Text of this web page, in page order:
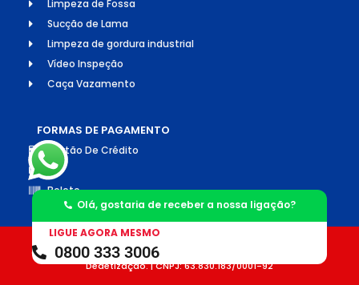
Limpeza de Fossa
Sucção de Lama
Limpeza de gordura industrial
Vídeo Inspeção
Caça Vazamento
FORMAS DE PAGAMENTO
Cartão De Crédito
Pix
Boleto
©2026 Todos os direitos reservados. Socorro Desentupimento e
Dedetização. | CNPJ: 63.830.183/0001-92
Olá, gostaria de receber a nossa ligação?
LIGUE AGORA MESMO
0800 333 3006